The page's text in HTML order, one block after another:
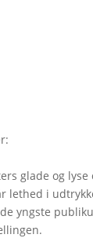
:
glade og
lethed i
yngste